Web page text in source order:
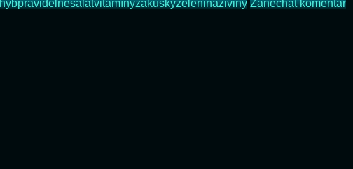
pravidelněsalátvitamínyzákuskyzeleninaživiny Zanechat komentář